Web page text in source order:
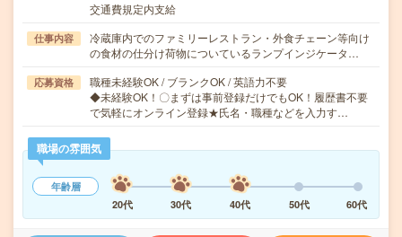
交通費規定内支給
仕事内容
冷蔵庫内でのファミリーレストラン・外食チェーン等向け
の食材の仕分け荷物についているランプインジケータ…
応募資格
職種未経験OK / ブランクOK / 英語力不要
◆未経験OK！〇まずは事前登録だけでもOK！履歴書不要
で気軽にオンライン登録★氏名・職種などを入力す…
職場の雰囲気
年齢層
20代
30代 40代 50代 60代